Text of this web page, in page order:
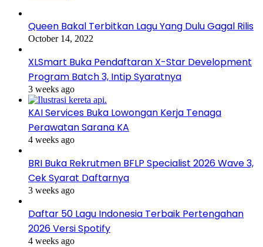
Queen Bakal Terbitkan Lagu Yang Dulu Gagal Rilis
October 14, 2022
XLSmart Buka Pendaftaran X-Star Development
Program Batch 3, Intip Syaratnya
3 weeks ago
KAI Services Buka Lowongan Kerja Tenaga
Perawatan Sarana KA
4 weeks ago
BRI Buka Rekrutmen BFLP Specialist 2026 Wave 3,
Cek Syarat Daftarnya
3 weeks ago
Daftar 50 Lagu Indonesia Terbaik Pertengahan
2026 Versi Spotify
4 weeks ago